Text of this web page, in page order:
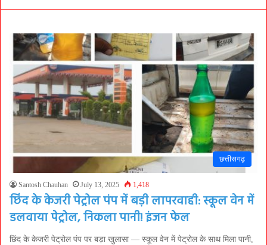
छत्तीसगढ़
Santosh Chauhan July 13, 2025 1,418
छिंद के केजरी पेट्रोल पंप में बड़ी लापरवाही: स्कूल वेन में
डलवाया पेट्रोल, निकला पानी! इंजन फेल
छिंद के केजरी पेट्रोल पंप पर बड़ा खुलासा — स्कूल वेन में पेट्रोल के साथ मिला पानी,